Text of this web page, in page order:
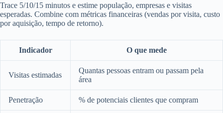
Trace 5/10/15 minutos e estime população, empresas e visitas
esperadas. Combine com métricas financeiras (vendas por visita, custo
por aquisição, tempo de retorno).
Indicador O que mede
Visitas estimadas
Quantas pessoas entram ou passam pela
área
Penetração % de potenciais clientes que compram